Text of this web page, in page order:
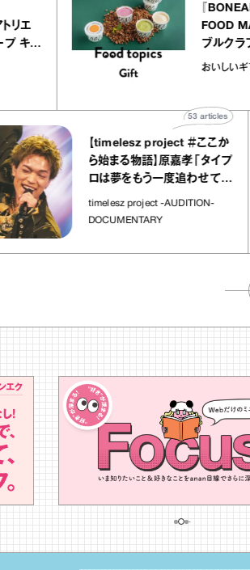
アトリエ
レープ キャ
『
ブル
｜
おい
【timelesz project ＃ここか
ら始まる物語】原嘉孝「タイプ
ロは夢をもう一度追わせてく
れた場所」
timelesz project -AUDITION-
DOCUMENTARY
articles